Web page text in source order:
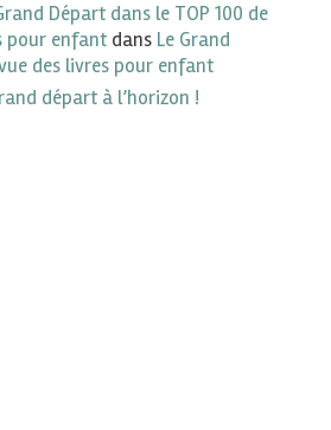
Départ dans le TOP 100 de
pour enfant dans Le Grand
des livres pour enfant
départ à l’horizon !